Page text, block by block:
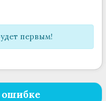
первым!
ошибке